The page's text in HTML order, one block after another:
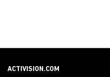
ACTIVISION.COM